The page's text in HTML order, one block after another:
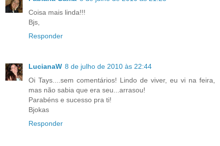
Coisa mais linda!!!
Bjs,
Responder
LucianaW 8 de julho de 2010 às 22:44
Oi Tays....sem comentários! Lindo de viver, eu vi na feira,
mas não sabia que era seu...arrasou!
Parabéns e sucesso pra ti!
Bjokas
Responder